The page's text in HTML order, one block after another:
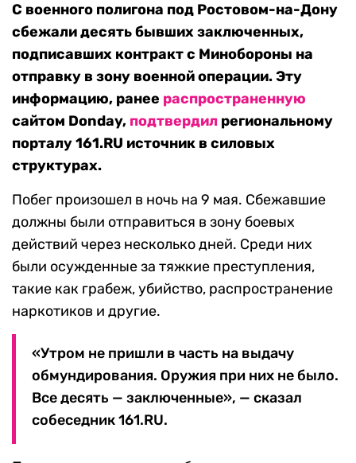
С военного полигона под Ростовом-на-Дону
сбежали десять бывших заключенных,
подписавших контракт с Минобороны на
отправку в зону военной операции. Эту
информацию, ранее распространенную
сайтом Donday, подтвердил региональному
порталу 161.RU источник в силовых
структурах.
Побег произошел в ночь на 9 мая. Сбежавшие
должны были отправиться в зону боевых
действий через несколько дней. Среди них
были осужденные за тяжкие преступления,
такие как грабеж, убийство, распространение
наркотиков и другие.
«Утром не пришли в часть на выдачу
обмундирования. Оружия при них не было.
Все десять — заключенные», — сказал
собеседник 161.RU.